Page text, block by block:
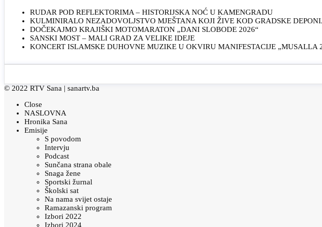
RUDAR POD REFLEKTORIMA – HISTORIJSKA NOĆ U KAMENGRADU
KULMINIRALO NEZADOVOLJSTVO MJEŠTANA KOJI ŽIVE KOD GRADSKE
DOČEKAJMO KRAJIŠKI MOTOMARATON „DANI SLOBODE 2026“
SANSKI MOST – MALI GRAD ZA VELIKE IDEJE
KONCERT ISLAMSKE DUHOVNE MUZIKE U OKVIRU MANIFESTACIJE „MUSALLA
© 2022 RTV Sana | sanartv.ba
Close
NASLOVNA
Hronika Sana
Emisije
S povodom
Intervju
Podcast
Sunčana strana obale
Snaga žene
Sportski žurnal
Školski sat
Na nama svijet ostaje
Ramazanski program
Izbori 2022
Izbori 2024